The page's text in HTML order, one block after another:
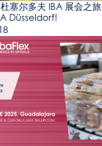
塞尔多夫 IBA 展会之
Düsseldorf!